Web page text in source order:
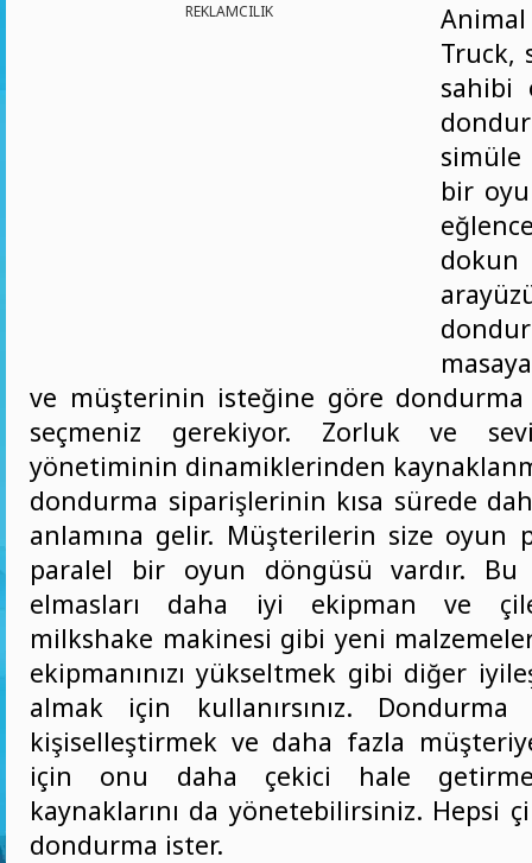
REKLAMCILIK
Truck,
sahibi
bir
ve müşterinin isteğine göre dondurma
seçmeniz gerekiyor. Zorluk ve
yönetiminin dinamiklerinden
dondurma siparişlerinin kısa sürede
anlamına gelir. Müşterilerin size oyun
paralel bir oyun döngüsü vardır. Bu
elmasları daha iyi ekipman ve
milkshake makinesi gibi yeni
ekipmanınızı yükseltmek gibi diğer
almak için kullanırsınız. Dondurma
kişiselleştirmek ve daha fazla
için onu daha çekici hale
kaynaklarını da yönetebilirsiniz. Hepsi
dondurma ister.